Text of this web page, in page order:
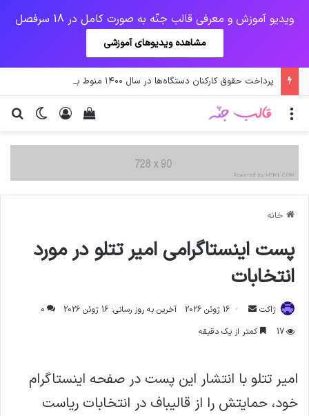
ویدیو آموزش و معرفی قالب جنّه به صورت کامل در 18 سرفصل
مشاهده ویدیوهای آموزشی
تغییر ورود
دیدن سبد خرید منو
خانه
پست اینستاگرامی امیر تتلو در مورد
انتخابات
ژاکت
ارسال
ایمیل
16 ژوئن 2026 آخرین به روز رسانی: 16 ژوئن 2026
0
17
کمتر از یک دقیقه
امیر تتلو با انتشار این پست در صفحه اینستاگرام
خود، حمایتش را از قالیباف در انتخابات ریاست